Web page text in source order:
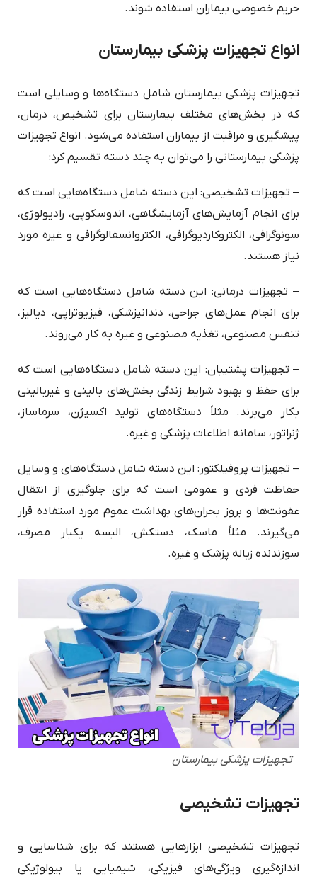
حریم خصوصی بیماران استفاده شوند.
انواع تجهیزات پزشکی بیمارستان
تجهیزات پزشکی بیمارستان شامل دستگاه‌ها و وسایلی است
که در بخش‌های مختلف بیمارستان برای تشخیص، درمان،
پیشگیری و مراقبت از بیماران استفاده می‌شود. انواع تجهیزات
پزشکی بیمارستانی را می‌توان به چند دسته تقسیم کرد:
– تجهیزات تشخیصی: این دسته شامل دستگاه‌هایی است که
برای انجام آزمایش‌های آزمایشگاهی، اندوسکوپی، رادیولوژی،
سونوگرافی، الکتروکاردیوگرافی، الکتروانسفالوگرافی و غیره مورد
نیاز هستند.
– تجهیزات درمانی: این دسته شامل دستگاه‌هایی است که
برای انجام عمل‌های جراحی، دندانپزشکی، فیزیوتراپی، دیالیز،
تنفس مصنوعی، تغذیه مصنوعی و غیره به کار می‌روند.
– تجهیزات پشتیبان: این دسته شامل دستگاه‌هایی است که
برای حفظ و بهبود شرایط زندگی بخش‌های بالینی و غیربالینی
بکار می‌برند. مثلاً دستگاه‌های تولید اکسیژن، سرماساز،
ژنراتور، سامانه اطلاعات پزشکی و غیره.
– تجهیزات پروفیلکتور: این دسته شامل دستگاه‌های و وسایل
حفاظت فردی و عمومی است که برای جلوگیری از انتقال
عفونت‌ها و بروز بحران‌های بهداشت عموم مورد استفاده قرار
می‌گیرند. مثلاً ماسک، دستکش، البسه یکبار مصرف،
سوزندنده زباله پزشک و غیره.
تجهیزات پزشکی بیمارستان
تجهیزات تشخیصی
تجهیزات تشخیصی ابزارهایی هستند که برای شناسایی و
اندازه‌گیری ویژگی‌های فیزیکی، شیمیایی یا بیولوژیکی